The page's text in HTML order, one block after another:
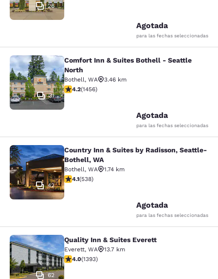
26
Agotada
para las fechas seleccionadas
Comfort Inn & Suites Bothell -
31
Comfort Inn & Suites Bothell - Seattle
North
Bothell, WA
3.46 km
Calificación de 4.17 estrellas. Muy bueno. 1456
4.2(1456)
Agotada
para las fechas seleccionadas
Country Inn & Suites by Radisson,
42
Country Inn & Suites by Radisson, Seattle-
Bothell, WA
Bothell, WA
1.74 km
Calificación de 4.09 estrellas. Muy bueno. 538 reseñas
4.1(538)
Agotada
para las fechas seleccionadas
Quality Inn & Suites Everett
62
Quality Inn & Suites Everett
Everett, WA
13.7 km
Calificación de 3.98 estrellas. Bueno. 1393 reseñas
4.0(1393)